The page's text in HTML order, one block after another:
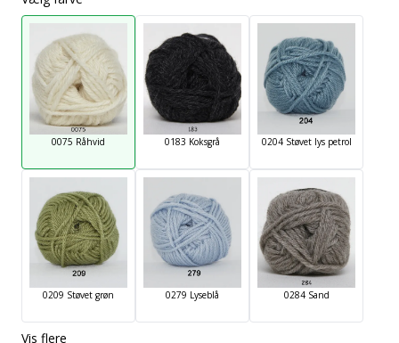
0075 Råhvid 0183 Koksgrå 0204 Støvet lys petrol
0209 Støvet grøn 0279 Lyseblå 0284 Sand
Vis flere